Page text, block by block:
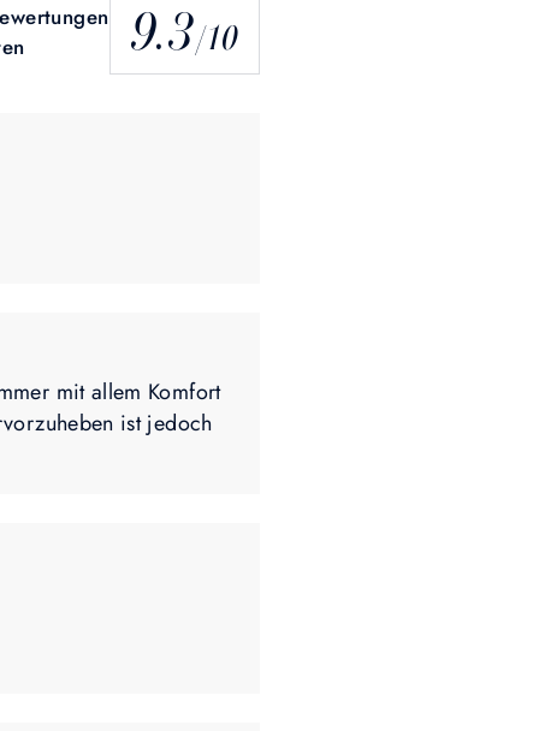
9.3/10
mit allem Komfort
ist jedoch